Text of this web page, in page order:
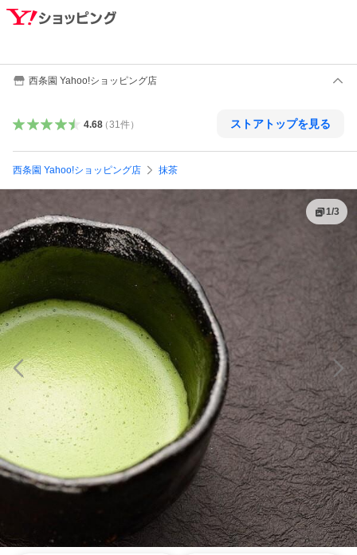
西条園 Yahoo!ショッピング店
4.68（31件） ストアトップを見る
西条園 Yahoo!ショッピング店 抹茶
1/3